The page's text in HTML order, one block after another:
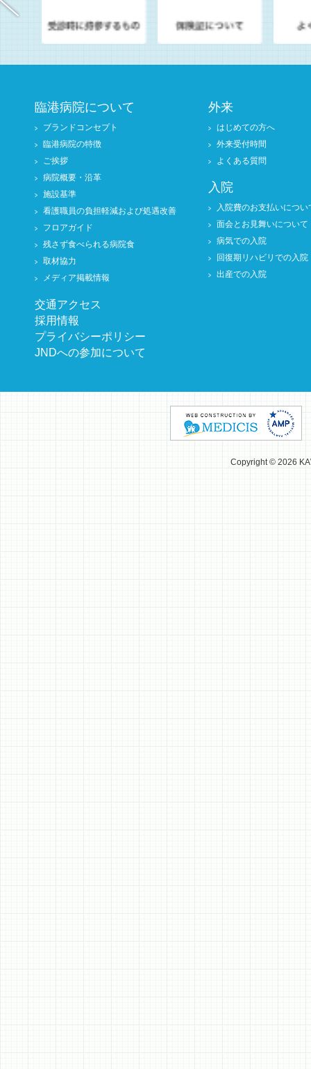
臨港病院について
ブランドコンセプト
臨港病院の特徴
ご挨拶
病院概要・沿革
施設基準
看護職員の負担軽減および処遇改善
フロアガイド
残さず食べられる病院食
取材協力
メディア掲載情報
交通アクセス
採用情報
プライバシーポリシー
JNDへの参加について
外来
はじめての方へ
外来受付時間
よくある質問
入院
入院費のお支払いについ
面会とお見舞いについて
病気での入院
回復期リハビリでの入院
出産での入院
Copyright © 2026